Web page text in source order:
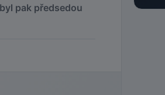
pak předsedou